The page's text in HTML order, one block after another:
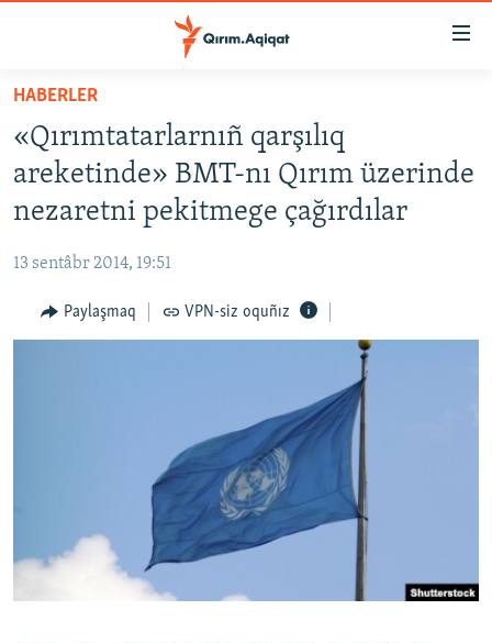
Esas
qaytmaq
Baş
navigatsiyağa
qaytmaq
Qıdıruvğa
SİYASET
İQTİSADİYAT
MEDENİYET
İNSAN AQLARI
Русский
Українською
HABERLER
«Qırımtatarlarnıñ qarşılıq
areketinde» BMT-nı Qırım üzerinde
nezaretni pekitmege çağırdılar
13 sentâbr 2014, 19:51
Paylaşmaq VPN-siz oquñız